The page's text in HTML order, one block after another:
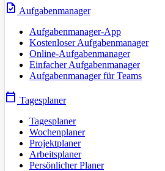
task Aufgabenmanager
Aufgabenmanager-App
Kostenloser Aufgabenmanager
Online-Aufgabenmanager
Einfacher Aufgabenmanager
Aufgabenmanager für Teams
calendar_today Tagesplaner
Tagesplaner
Wochenplaner
Projektplaner
Arbeitsplaner
Persönlicher Planer